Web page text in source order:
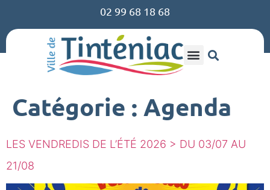
02 99 68 18 68
Catégorie : Agenda
LES VENDREDIS DE L’ÉTÉ 2026 > DU 03/07 AU
21/08